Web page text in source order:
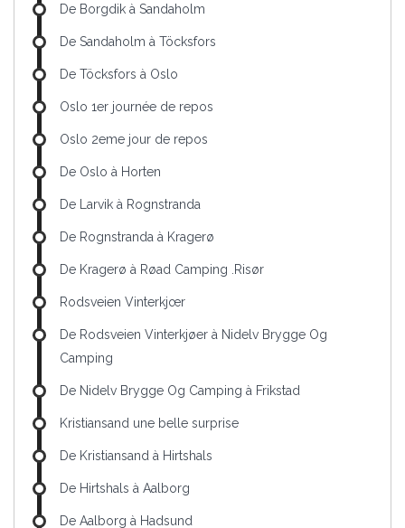
De Borgdik à Sandaholm
De Sandaholm à Töcksfors
De Töcksfors à Oslo
Oslo 1er journée de repos
Oslo 2eme jour de repos
De Oslo à Horten
De Larvik à Rognstranda
De Rognstranda à Kragerø
De Kragerø à Røad Camping .Risør
Rodsveien Vinterkjœr
De Rodsveien Vinterkjøer à Nidelv Brygge Og
Camping
De Nidelv Brygge Og Camping à Frikstad
Kristiansand une belle surprise
De Kristiansand à Hirtshals
De Hirtshals à Aalborg
De Aalborg à Hadsund